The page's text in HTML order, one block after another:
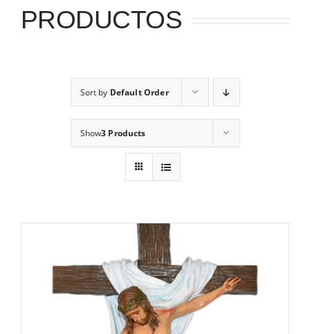
PRODUCTOS
Sort by Default Order
Show3 Products